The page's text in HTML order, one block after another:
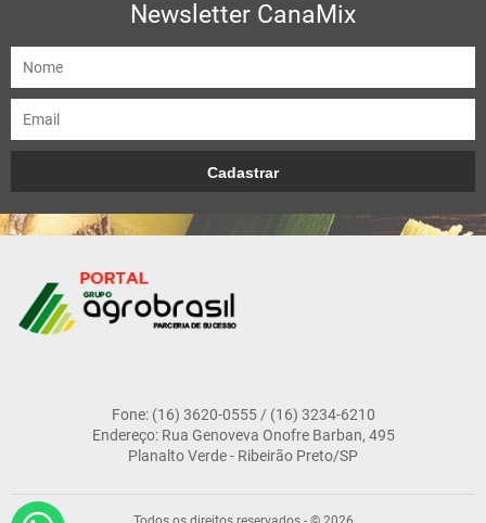
Newsletter CanaMix
Fone: (16) 3620-0555 / (16) 3234-6210
Endereço: Rua Genoveva Onofre Barban, 495
Planalto Verde - Ribeirão Preto/SP